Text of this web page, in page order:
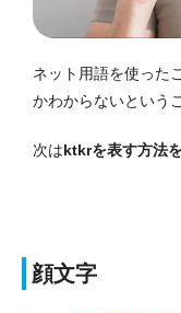
ネット用語を使った
かわからないという
次はktkrを表す方法
顔文字